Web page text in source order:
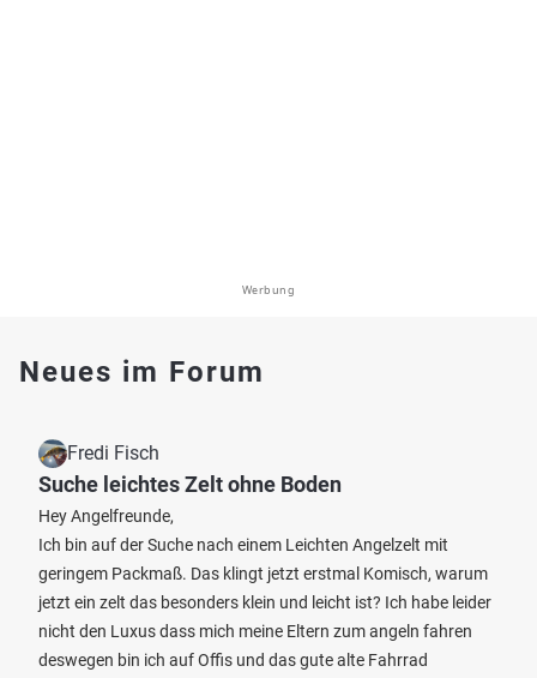
Werbung
Neues im Forum
Fredi Fisch
Suche leichtes Zelt ohne Boden
Hey Angelfreunde,
Ich bin auf der Suche nach einem Leichten Angelzelt mit
geringem Packmaß. Das klingt jetzt erstmal Komisch, warum
jetzt ein zelt das besonders klein und leicht ist? Ich habe leider
nicht den Luxus dass mich meine Eltern zum angeln fahren
deswegen bin ich auf Offis und das gute alte Fahrrad